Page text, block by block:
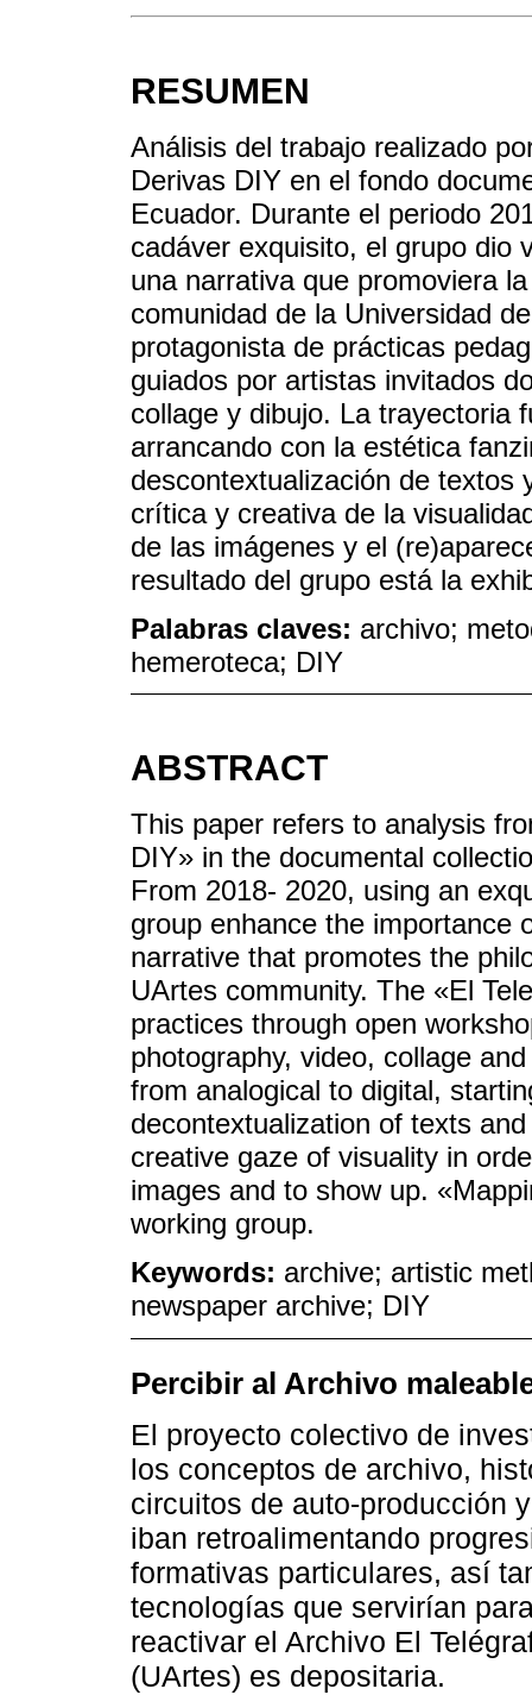
RESUMEN
Análisis del trabajo realizado
Derivas DIY en el fondo
Ecuador. Durante el periodo
cadáver exquisito, el grupo dio
una narrativa que promoviera
comunidad de la Universidad
protagonista de prácticas
guiados por artistas invitados
collage y dibujo. La trayectoria
arrancando con la estética
descontextualización de textos
crítica y creativa de la
de las imágenes y el
resultado del grupo está la
Palabras claves: archivo;
hemeroteca; DIY
ABSTRACT
This paper refers to analysis
DIY» in the documental
From 2018- 2020, using an
group enhance the importance
narrative that promotes the
UArtes community. The «El
practices through open
photography, video, collage
from analogical to digital,
decontextualization of texts
creative gaze of visuality in
images and to show up.
working group.
Keywords: archive; artistic
newspaper archive; DIY
Percibir al Archivo
El proyecto colectivo de
los conceptos de archivo,
circuitos de auto-producción
iban retroalimentando
formativas particulares, así
tecnologías que servirían
reactivar el Archivo El
(UArtes) es depositaria.